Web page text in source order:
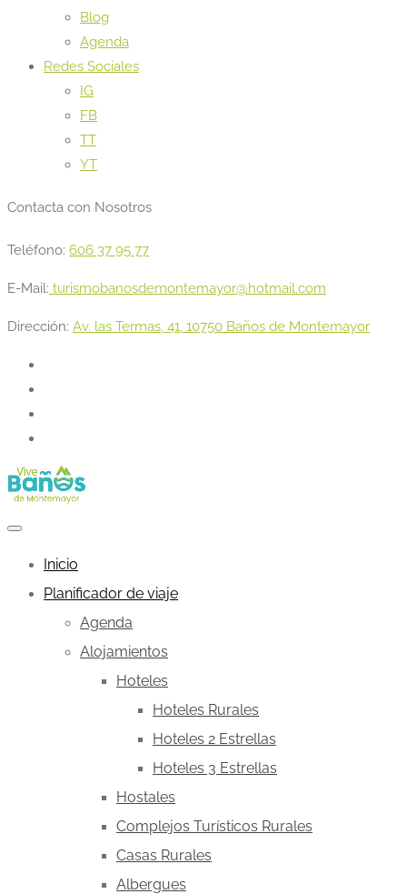
Blog
Agenda
Redes Sociales
IG
FB
TT
YT
Contacta con Nosotros
Teléfono: 606 37 95 77
E-Mail: turismobanosdemontemayor@hotmail.com
Dirección: Av. las Termas, 41, 10750 Baños de Montemayor
Inicio
Planificador de viaje
Agenda
Alojamientos
Hoteles
Hoteles Rurales
Hoteles 2 Estrellas
Hoteles 3 Estrellas
Hostales
Complejos Turísticos Rurales
Casas Rurales
Albergues